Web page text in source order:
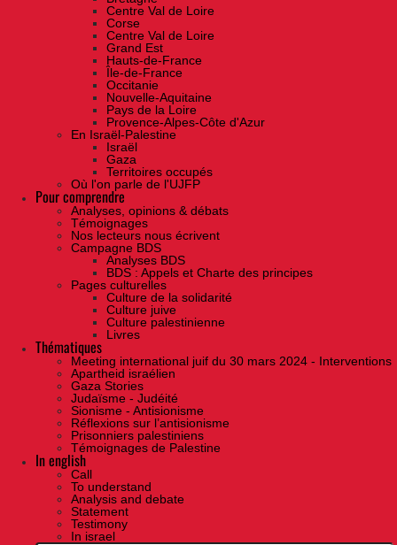
Centre Val de Loire
Corse
Centre Val de Loire
Grand Est
Hauts-de-France
Île-de-France
Occitanie
Nouvelle-Aquitaine
Pays de la Loire
Provence-Alpes-Côte d'Azur
En Israël-Palestine
Israël
Gaza
Territoires occupés
Où l'on parle de l'UJFP
Pour comprendre
Analyses, opinions & débats
Témoignages
Nos lecteurs nous écrivent
Campagne BDS
Analyses BDS
BDS : Appels et Charte des principes
Pages culturelles
Culture de la solidarité
Culture juive
Culture palestinienne
Livres
Thématiques
Meeting international juif du 30 mars 2024 - Interventions
Apartheid israélien
Gaza Stories
Judaïsme - Judéité
Sionisme - Antisionisme
Réflexions sur l’antisionisme
Prisonniers palestiniens
Témoignages de Palestine
In english
Call
To understand
Analysis and debate
Statement
Testimony
In israel